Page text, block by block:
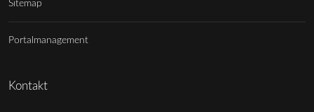
Sitemap
Portalmanagement
Kontakt